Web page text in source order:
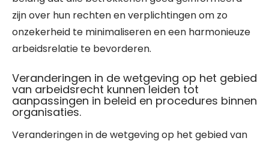
zijn over hun rechten en verplichtingen om zo
onzekerheid te minimaliseren en een harmonieuze
arbeidsrelatie te bevorderen.
Veranderingen in de wetgeving op het gebied
van arbeidsrecht kunnen leiden tot
aanpassingen in beleid en procedures binnen
organisaties.
Veranderingen in de wetgeving op het gebied van